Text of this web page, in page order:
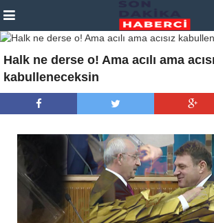
Halk ne derse o! Ama acılı ama
kabulleneceksin